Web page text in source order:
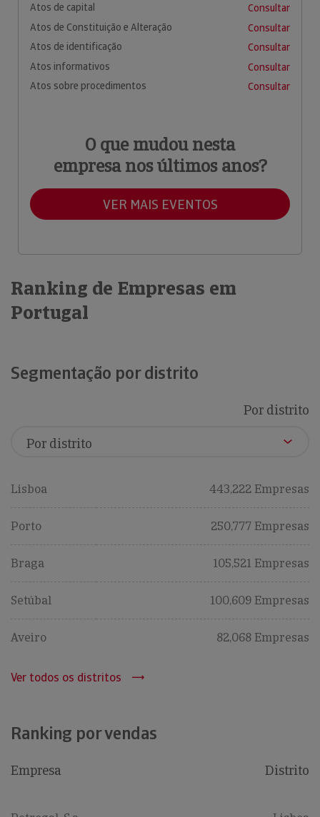
Atos de capital
Consultar
Atos de Constituição e Alteração
Consultar
Atos de identificação
Consultar
Atos informativos
Consultar
Atos sobre procedimentos
Consultar
O que mudou nesta
empresa nos últimos anos?
VER MAIS EVENTOS
Ranking de Empresas em
Portugal
Segmentação por distrito
Por distrito
Lisboa 443,222 Empresas
Porto 250,777 Empresas
Braga 105,521 Empresas
Setúbal 100,609 Empresas
Aveiro 82,068 Empresas
Ver todos os distritos
Ranking por vendas
Empresa Distrito